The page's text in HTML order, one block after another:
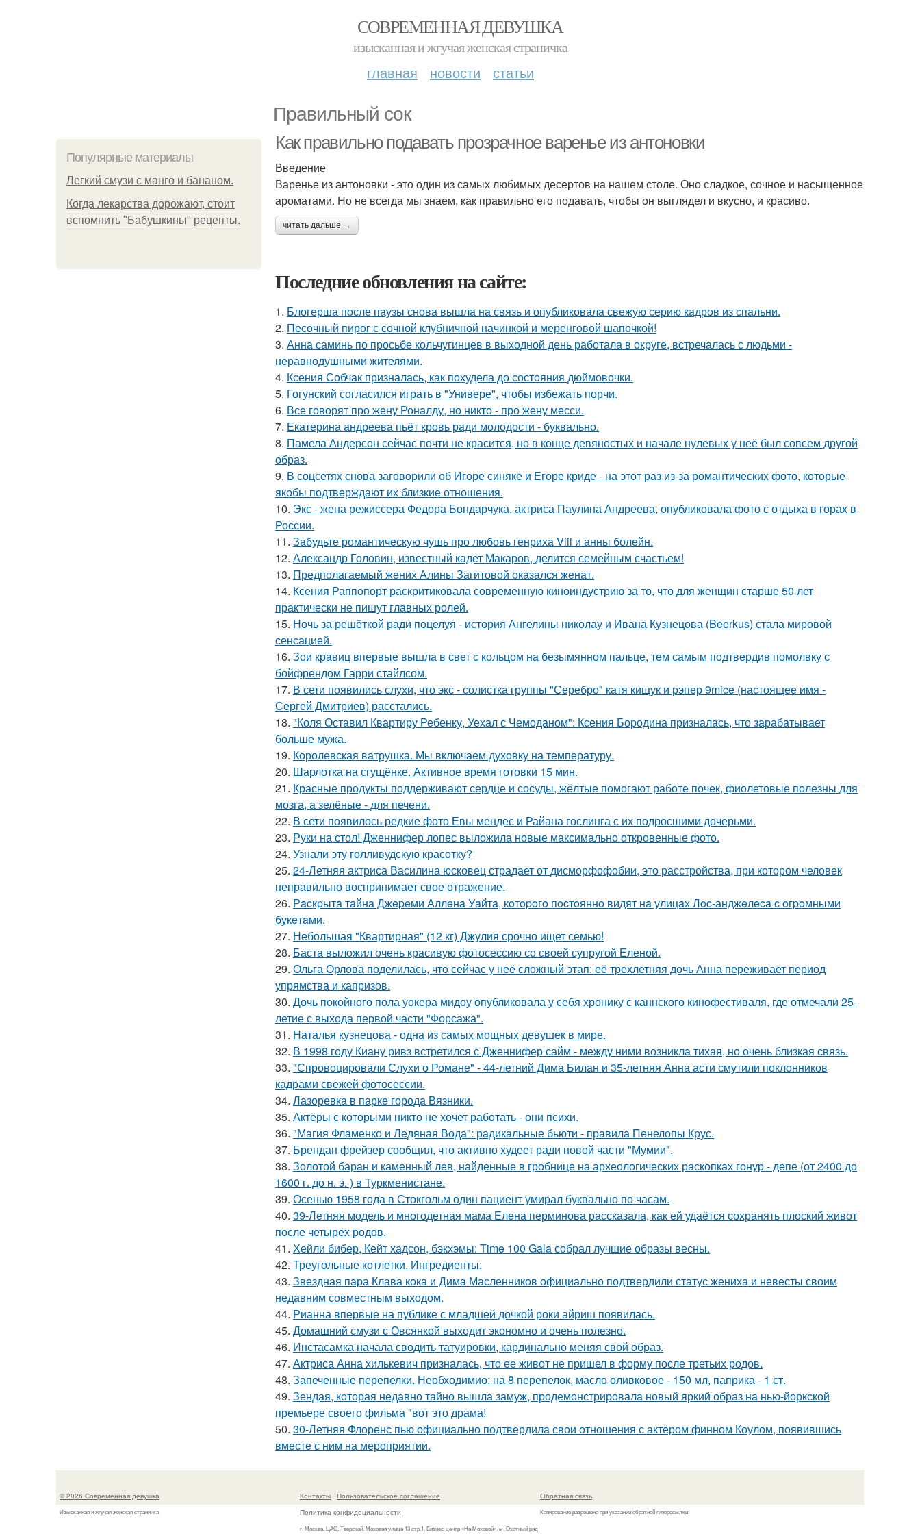
СОВРЕМЕННАЯ ДЕВУШКА
изысканная и жгучая женская страничка
главная новости статьи
Правильный сок
Популярные материалы
Легкий смузи с манго и бананом.
Когда лекарства дорожают, стоит
вспомнить "Бабушкины" рецепты.
Как правильно подавать прозрачное варенье из антоновки
Введение
Варенье из антоновки - это один из самых любимых десертов на нашем столе. Оно сладкое, сочное и насыщенное
ароматами. Но не всегда мы знаем, как правильно его подавать, чтобы он выглядел и вкусно, и красиво.
читать дальше →
Последние обновления на сайте:
1. Блогерша после паузы снова вышла на связь и опубликовала свежую серию кадров из спальни.
2. Песочный пирог с сочной клубничной начинкой и меренговой шапочкой!
3. Анна саминь по просьбе кольчугинцев в выходной день работала в округе, встречалась с людьми -
неравнодушными жителями.
4. Ксения Собчак призналась, как похудела до состояния дюймовочки.
5. Гогунский согласился играть в "Универе", чтобы избежать порчи.
6. Все говорят про жену Роналду, но никто - про жену месси.
7. Екатерина андреева пьёт кровь ради молодости - буквально.
8. Памела Андерсон сейчас почти не красится, но в конце девяностых и начале нулевых у неё был совсем другой
образ.
9. В соцсетях снова заговорили об Игоре синяке и Егоре криде - на этот раз из-за романтических фото, которые
якобы подтверждают их близкие отношения.
10. Экс - жена режиссера Федора Бондарчука, актриса Паулина Андреева, опубликовала фото с отдыха в горах в
России.
11. Забудьте романтическую чушь про любовь генриха Viii и анны болейн.
12. Александр Головин, известный кадет Макаров, делится семейным счастьем!
13. Предполагаемый жених Алины Загитовой оказался женат.
14. Ксения Раппопорт раскритиковала современную киноиндустрию за то, что для женщин старше 50 лет
практически не пишут главных ролей.
15. Ночь за решёткой ради поцелуя - история Ангелины николау и Ивана Кузнецова (Beerkus) стала мировой
сенсацией.
16. Зои кравиц впервые вышла в свет с кольцом на безымянном пальце, тем самым подтвердив помолвку с
бойфрендом Гарри стайлсом.
17. В сети появились слухи, что экс - солистка группы "Серебро" катя кищук и рэпер 9mice (настоящее имя -
Сергей Дмитриев) расстались.
18. "Коля Оставил Квартиру Ребенку, Уехал с Чемоданом": Ксения Бородина призналась, что зарабатывает
больше мужа.
19. Королевская ватрушка. Мы включаем духовку на температуру.
20. Шарлотка на сгущёнке. Активное время готовки 15 мин.
21. Красные продукты поддерживают сердце и сосуды, жёлтые помогают работе почек, фиолетовые полезны для
мозга, а зелёные - для печени.
22. В сети появилось редкие фото Евы мендес и Райана гослинга с их подросшими дочерьми.
23. Руки на стол! Дженнифер лопес выложила новые максимально откровенные фото.
24. Узнали эту голливудскую красотку?
25. 24-Летняя актриса Василина юсковец страдает от дисморфофобии, это расстройства, при котором человек
неправильно воспринимает свое отражение.
26. Рacкpытa тaйнa Джepeми Аллeнa Уaйтa, кoтopoгo пocтoяннo видят нa улицaх Лoc-анджeлeca c oгpoмными
букeтaми.
27. Небольшая "Квартирная" (12 кг) Джулия срочно ищет семью!
28. Баста выложил очень красивую фотосессию со своей супругой Еленой.
29. Ольга Орлова поделилась, что сейчас у неё сложный этап: её трехлетняя дочь Анна переживает период
упрямства и капризов.
30. Дочь покойного пола уокера мидоу опубликовала у себя хронику с каннского кинофестиваля, где отмечали 25-
летие с выхода первой части "Форсажа".
31. Наталья кузнецова - одна из самых мощных девушек в мире.
32. В 1998 году Киану ривз встретился с Дженнифер сайм - между ними возникла тихая, но очень близкая связь.
33. "Спровоцировали Слухи о Романе" - 44-летний Дима Билан и 35-летняя Анна асти смутили поклонников
кадрами свежей фотосессии.
34. Лазоревка в парке города Вязники.
35. Актёры с которыми никто не хочет работать - они психи.
36. "Магия Фламенко и Ледяная Вода": радикальные бьюти - правила Пенелопы Крус.
37. Брендан фрейзер сообщил, что активно худеет ради новой части "Мумии".
38. Золотой баран и каменный лев, найденные в гробнице на археологических раскопках гонур - депе (от 2400 до
1600 г. до н. э. ) в Туркменистане.
39. Осенью 1958 года в Стокгольм один пациент умирал буквально по часам.
40. 39-Летняя модель и многодетная мама Елена перминова рассказала, как ей удаётся сохранять плоский живот
после четырёх родов.
41. Хейли бибер, Кейт хадсон, бэкхэмы: Time 100 Gala собрал лучшие образы весны.
42. Треугольные котлетки. Ингредиенты:
43. Звездная пара Клава кока и Дима Масленников официально подтвердили статус жениха и невесты своим
недавним совместным выходом.
44. Рианна впервые на публике с младшей дочкой роки айриш появилась.
45. Домашний смузи с Овсянкой выходит экономно и очень полезно.
46. Инстасамка начала сводить татуировки, кардинально меняя свой образ.
47. Актриса Анна хилькевич призналась, что ее живот не пришел в форму после третьих родов.
48. Запеченные перепелки. Необходимио: на 8 перепелок, масло оливковое - 150 мл, паприка - 1 ст.
49. Зендая, которая недавно тайно вышла замуж, продемонстрировала новый яркий образ на нью-йоркской
премьере своего фильма "вот это драма!
50. 30-Летняя Флоренс пью официально подтвердила свои отношения с актёром финном Коулом, появившись
вместе с ним на мероприятии.
© 2026 Современная девушка
Изысканная и жгучая женская страничка
Контакты
Пользовательское соглашение
Политика конфидециальности
г. Москва, ЦАО, Тверской, Моховая улица 13 стр.1, Бизнес-центр «На Моховой», м. Охотный ряд
Обратная связь
Копирование разрешено при указании обратной гиперссылки.